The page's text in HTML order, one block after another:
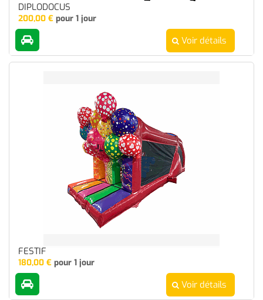
DIPLODOCUS
200,00 € pour 1 jour
Voir détails
FESTIF
180,00 € pour 1 jour
Voir détails